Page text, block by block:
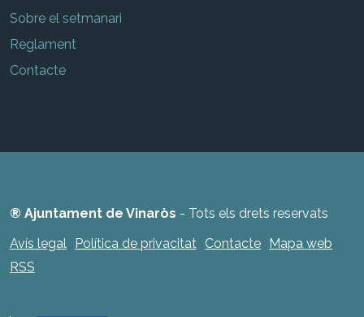
Sobre el setmanari
Reglament
Contacte
® Ajuntament de Vinaròs - Tots els drets reservats
Avís legal
Política de privacitat Contacte Mapa web
RSS